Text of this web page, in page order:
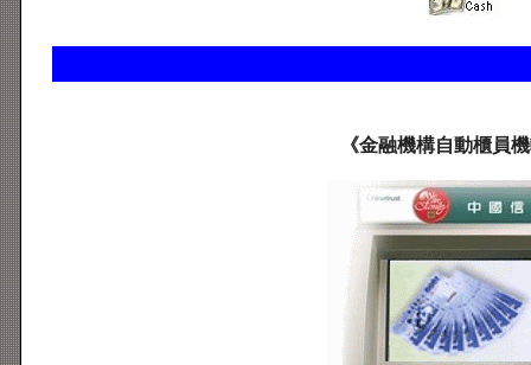
《金融機構自動櫃員